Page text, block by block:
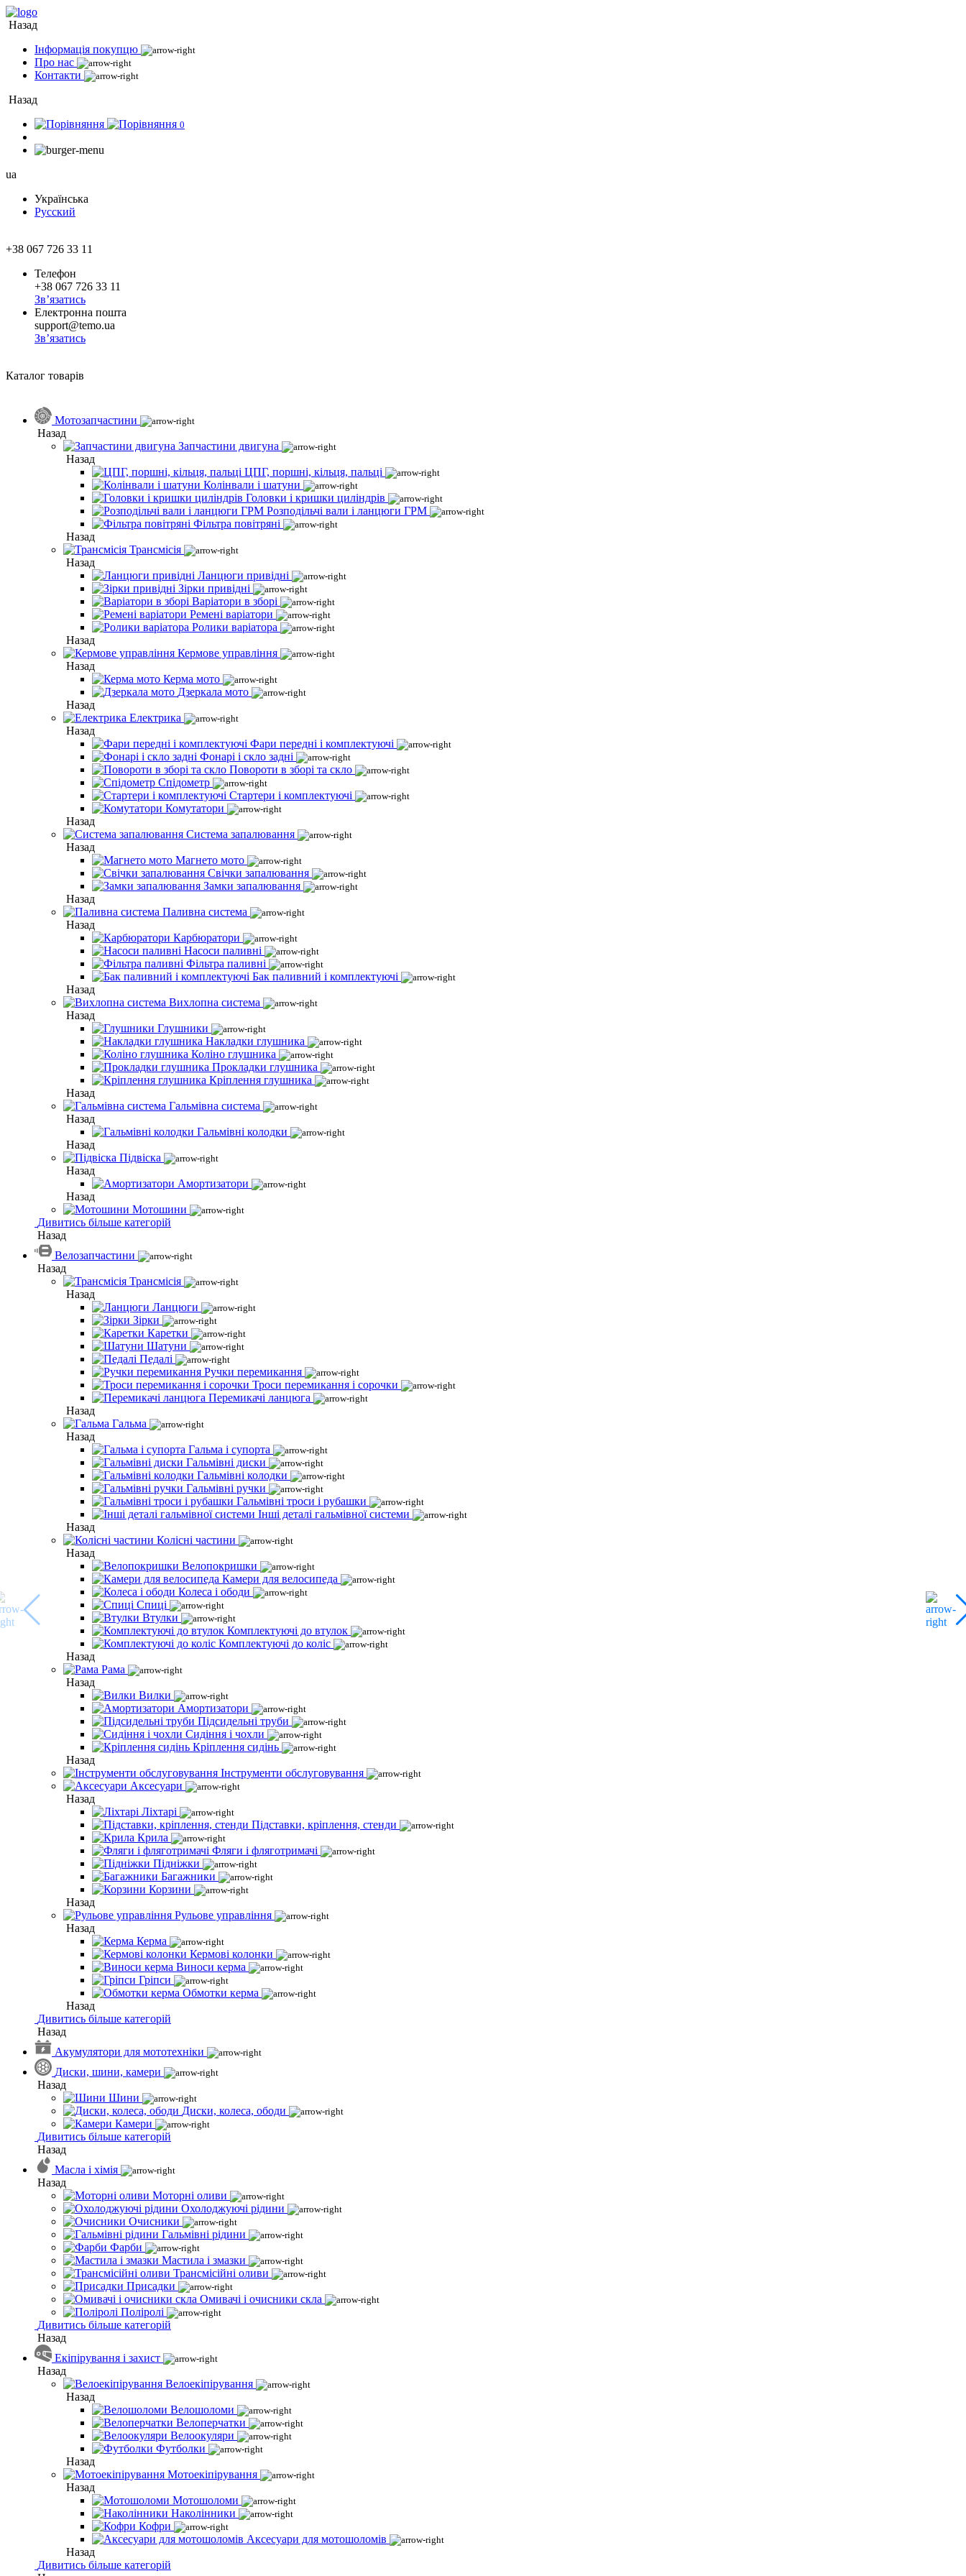
Назад
Інформація покупцю
Про нас
Контакти
Назад
0
ua
Українська
Русский
+38 067 726 33 11
Телефон
+38 067 726 33 11
Зв’язатись
Електронна пошта
support@temo.ua
Зв’язатись
Каталог товарів
Мотозапчастини
Назад
Запчастини двигуна
Назад
ЦПГ, поршні, кільця, пальці
Колінвали і шатуни
Головки і кришки циліндрів
Розподільчі вали і ланцюги ГРМ
Фільтра повітряні
Назад
Трансмісія
Назад
Ланцюги привідні
Зірки привідні
Варіатори в зборі
Ремені варіатори
Ролики варіатора
Назад
Кермове управління
Назад
Керма мото
Дзеркала мото
Назад
Електрика
Назад
Фари передні і комплектуючі
Фонарі і скло задні
Повороти в зборі та скло
Спідометр
Стартери і комплектуючі
Комутатори
Назад
Система запалювання
Назад
Магнето мото
Свічки запалювання
Замки запалювання
Назад
Паливна система
Назад
Карбюратори
Насоси паливні
Фільтра паливні
Бак паливний і комплектуючі
Назад
Вихлопна система
Назад
Глушники
Накладки глушника
Коліно глушника
Прокладки глушника
Кріплення глушника
Назад
Гальмівна система
Назад
Гальмівні колодки
Назад
Підвіска
Назад
Амортизатори
Назад
Мотошини
Дивитись більше категорій
Назад
Велозапчастини
Назад
Трансмісія
Назад
Ланцюги
Зірки
Каретки
Шатуни
Педалі
Ручки перемикання
Троси перемикання і сорочки
Перемикачі ланцюга
Назад
Гальма
Назад
Гальма і супорта
Гальмівні диски
Гальмівні колодки
Гальмівні ручки
Гальмівні троси і рубашки
Інші деталі гальмівної системи
Назад
Колісні частини
Назад
Велопокришки
Камери для велосипеда
Колеса і ободи
Спиці
Втулки
Комплектуючі до втулок
Комплектуючі до коліс
Назад
Рама
Назад
Вилки
Амортизатори
Підсидельні труби
Сидіння і чохли
Кріплення сидінь
Назад
Інструменти обслуговування
Аксесуари
Назад
Ліхтарі
Підставки, кріплення, стенди
Крила
Фляги і фляготримачі
Підніжки
Багажники
Корзини
Назад
Рульове управління
Назад
Керма
Кермові колонки
Виноси керма
Гріпси
Обмотки керма
Назад
Дивитись більше категорій
Назад
Акумулятори для мототехніки
Диски, шини, камери
Назад
Шини
Диски, колеса, ободи
Камери
Дивитись більше категорій
Назад
Масла і хімія
Назад
Моторні оливи
Охолоджуючі рідини
Очисники
Гальмівні рідини
Фарби
Мастила і змазки
Трансмісійні оливи
Присадки
Омивачі і очисники скла
Поліролі
Дивитись більше категорій
Назад
Екіпірування і захист
Назад
Велоекіпірування
Назад
Велошоломи
Велоперчатки
Велоокуляри
Футболки
Назад
Мотоекіпірування
Назад
Мотошоломи
Наколінники
Кофри
Аксесуари для мотошоломів
Назад
Дивитись більше категорій